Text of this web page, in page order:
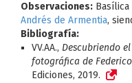
Observaciones: Basílica
Andrés de Armentia,
Bibliografía:
VV.AA., Descubriendo
fotográfica de
Ediciones, 2019.